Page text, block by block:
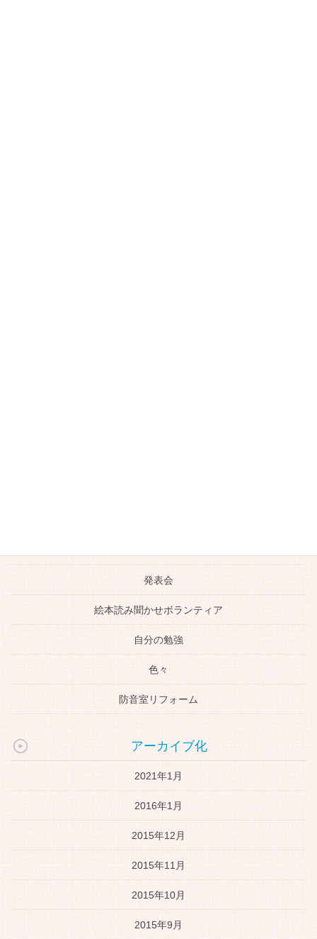
発表会
絵本読み聞かせボランティア
自分の勉強
色々
防音室リフォーム
アーカイブ化
2021年1月
2016年1月
2015年12月
2015年11月
2015年10月
2015年9月